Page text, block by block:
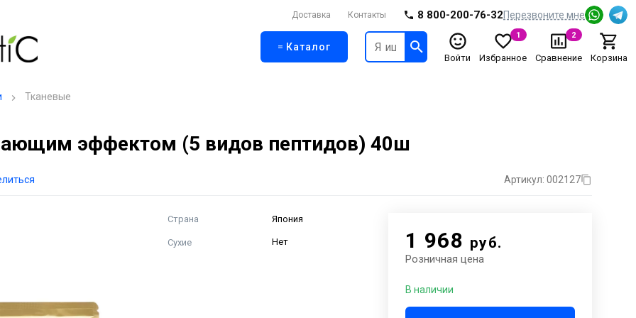
Доставка Контакты 8 800-200-76-32Перезвоните мне
Каталог
Войти Избранное
1
Сравнение
2
Корзина
Тканевые
эффектом (5 видов пептидов) 40ш
Артикул: 002127
Страна Япония
Сухие Нет 1 968 руб.
Розничная цена
В наличии